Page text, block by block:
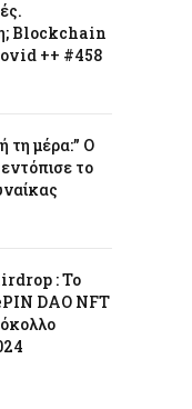
Blockchain
++ #458
τη μέρα:” Ο
το
: Το
DAO NFT